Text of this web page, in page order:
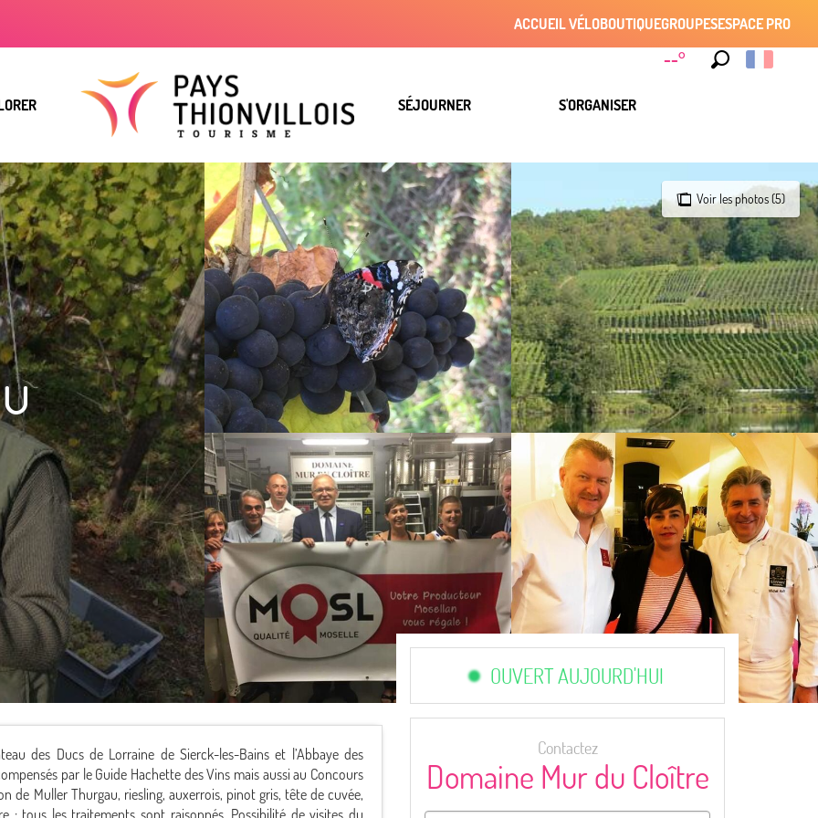
--°
ACCUEIL VÉLOBOUTIQUEGROUPESESPACE PRO
SÉJOURNER S'ORGANISER
Voir les photos (5)
des Ducs de Lorraine de Sierck-les-Bains et l’Abbaye des
par le Guide Hachette des Vins mais aussi au Concours
de Muller Thurgau, riesling, auxerrois, pinot gris, tête de cuvée,
tous les traitements sont raisonnés. Possibilité de visites du
OUVERT AUJOURD'HUI
Contactez
Domaine Mur du Cloître